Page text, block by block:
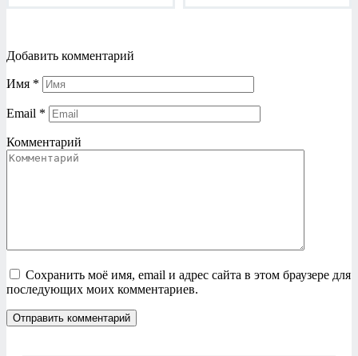
Добавить комментарий
Имя *
Email *
Комментарий
Сохранить моё имя, email и адрес сайта в этом браузере для
последующих моих комментариев.